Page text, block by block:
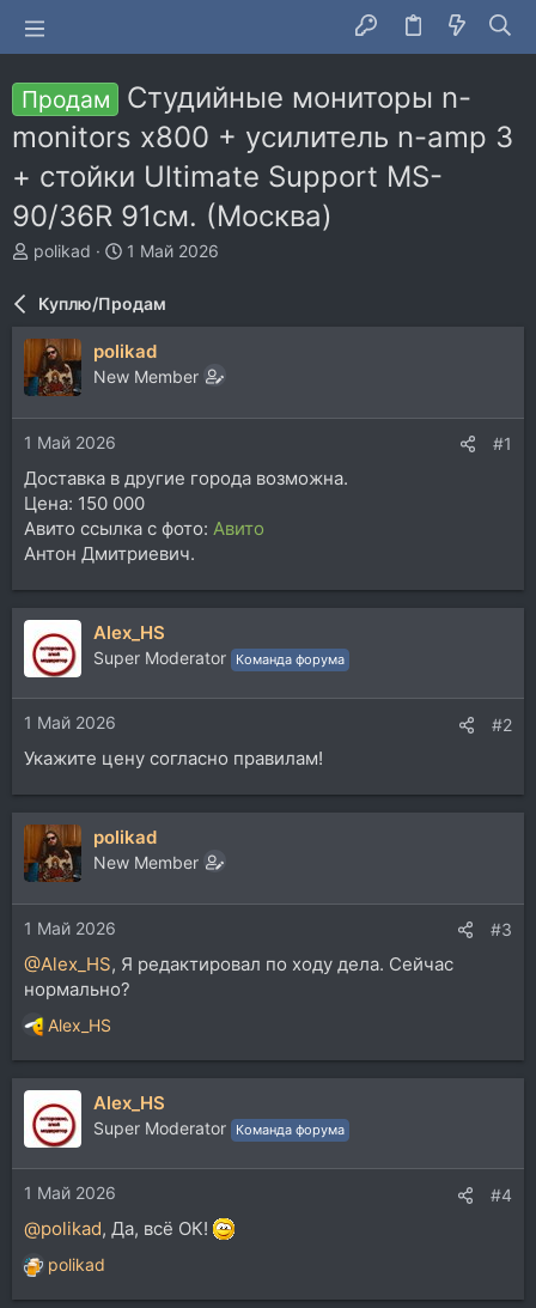
Продам
Студийные мониторы n-
monitors x800 + усилитель n-amp 3
+ стойки Ultimate Support MS-
90/36R 91см. (Москва)
А
т
р
т
е
polikad
Д
а
н
а
ч
1 Май 2026
Куплю/Продам
polikad
New Member
1 Май 2026 #1
Доставка в другие города возможна.
Цена: 150 000
Авито ссылка с фото: Авито
Антон Дмитриевич.
Alex_HS
Super Moderator Команда форума
1 Май 2026 #2
Укажите цену согласно правилам!
polikad
New Member
1 Май 2026 #3
@Alex_HS, Я редактировал по ходу дела. Сейчас
нормально?
Р
е
а
ц
и
и
:
Alex_HS
Alex_HS
Super Moderator Команда форума
1 Май 2026 #4
@polikad, Да, всё ОК!
Р
е
polikad